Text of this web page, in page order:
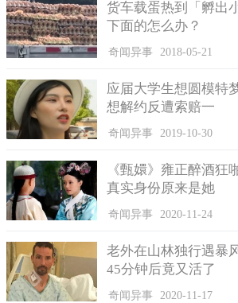
货车载蛋热到「孵出
下面的怎么办？
奇闻异事 2018-05-21
应届大学生想圆模特
想解约反遭索赔一
奇闻异事 2019-10-30
《甄嬛》雍正醉酒狂
真实身份原来是她
奇闻异事 2020-11-24
老外在山林独行遇暴
45分钟后竟又活了
奇闻异事 2020-11-17